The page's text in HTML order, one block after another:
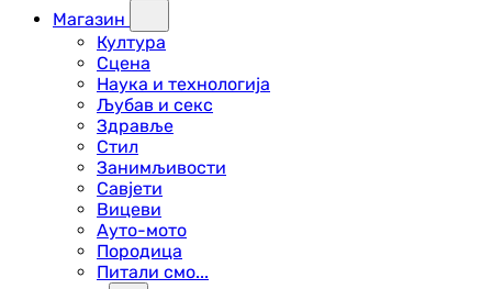
Магазин
Култура
Сцена
Наука и технологија
Љубав и секс
Здравље
Стил
Занимљивости
Савјети
Вицеви
Ауто-мото
Породица
Питали смо...